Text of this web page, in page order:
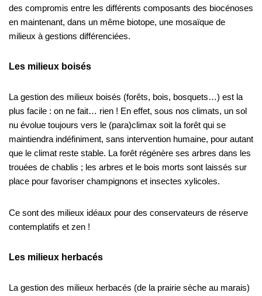
des compromis entre les différents composants des biocénoses
en maintenant, dans un même biotope, une mosaïque de
milieux à gestions différenciées.
Les milieux boisés
La gestion des milieux boisés (forêts, bois, bosquets…) est la
plus facile : on ne fait… rien ! En effet, sous nos climats, un sol
nu évolue toujours vers le (para)climax soit la forêt qui se
maintiendra indéfiniment, sans intervention humaine, pour autant
que le climat reste stable. La forêt régénère ses arbres dans les
trouées de chablis ; les arbres et le bois morts sont laissés sur
place pour favoriser champignons et insectes xylicoles.
Ce sont des milieux idéaux pour des conservateurs de réserve
contemplatifs et zen !
Les milieux herbacés
La gestion des milieux herbacés (de la prairie sèche au marais)